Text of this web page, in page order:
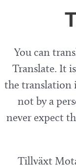
You can
Translate. It
the translation
not by a
never expect
Tillväxt